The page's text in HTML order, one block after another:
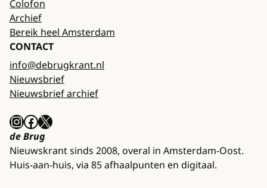
Colofon
Archief
Bereik heel Amsterdam
CONTACT
info@debrugkrant.nl
Nieuwsbrief
Nieuwsbrief archief
InstagramFacebook X
de Brug
Nieuwskrant sinds 2008, overal in Amsterdam-Oost.
Huis-aan-huis, via 85 afhaalpunten en digitaal.